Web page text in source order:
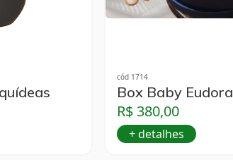
cód 1714
Box Baby Eudora
R$ 380,00
+ detalhes